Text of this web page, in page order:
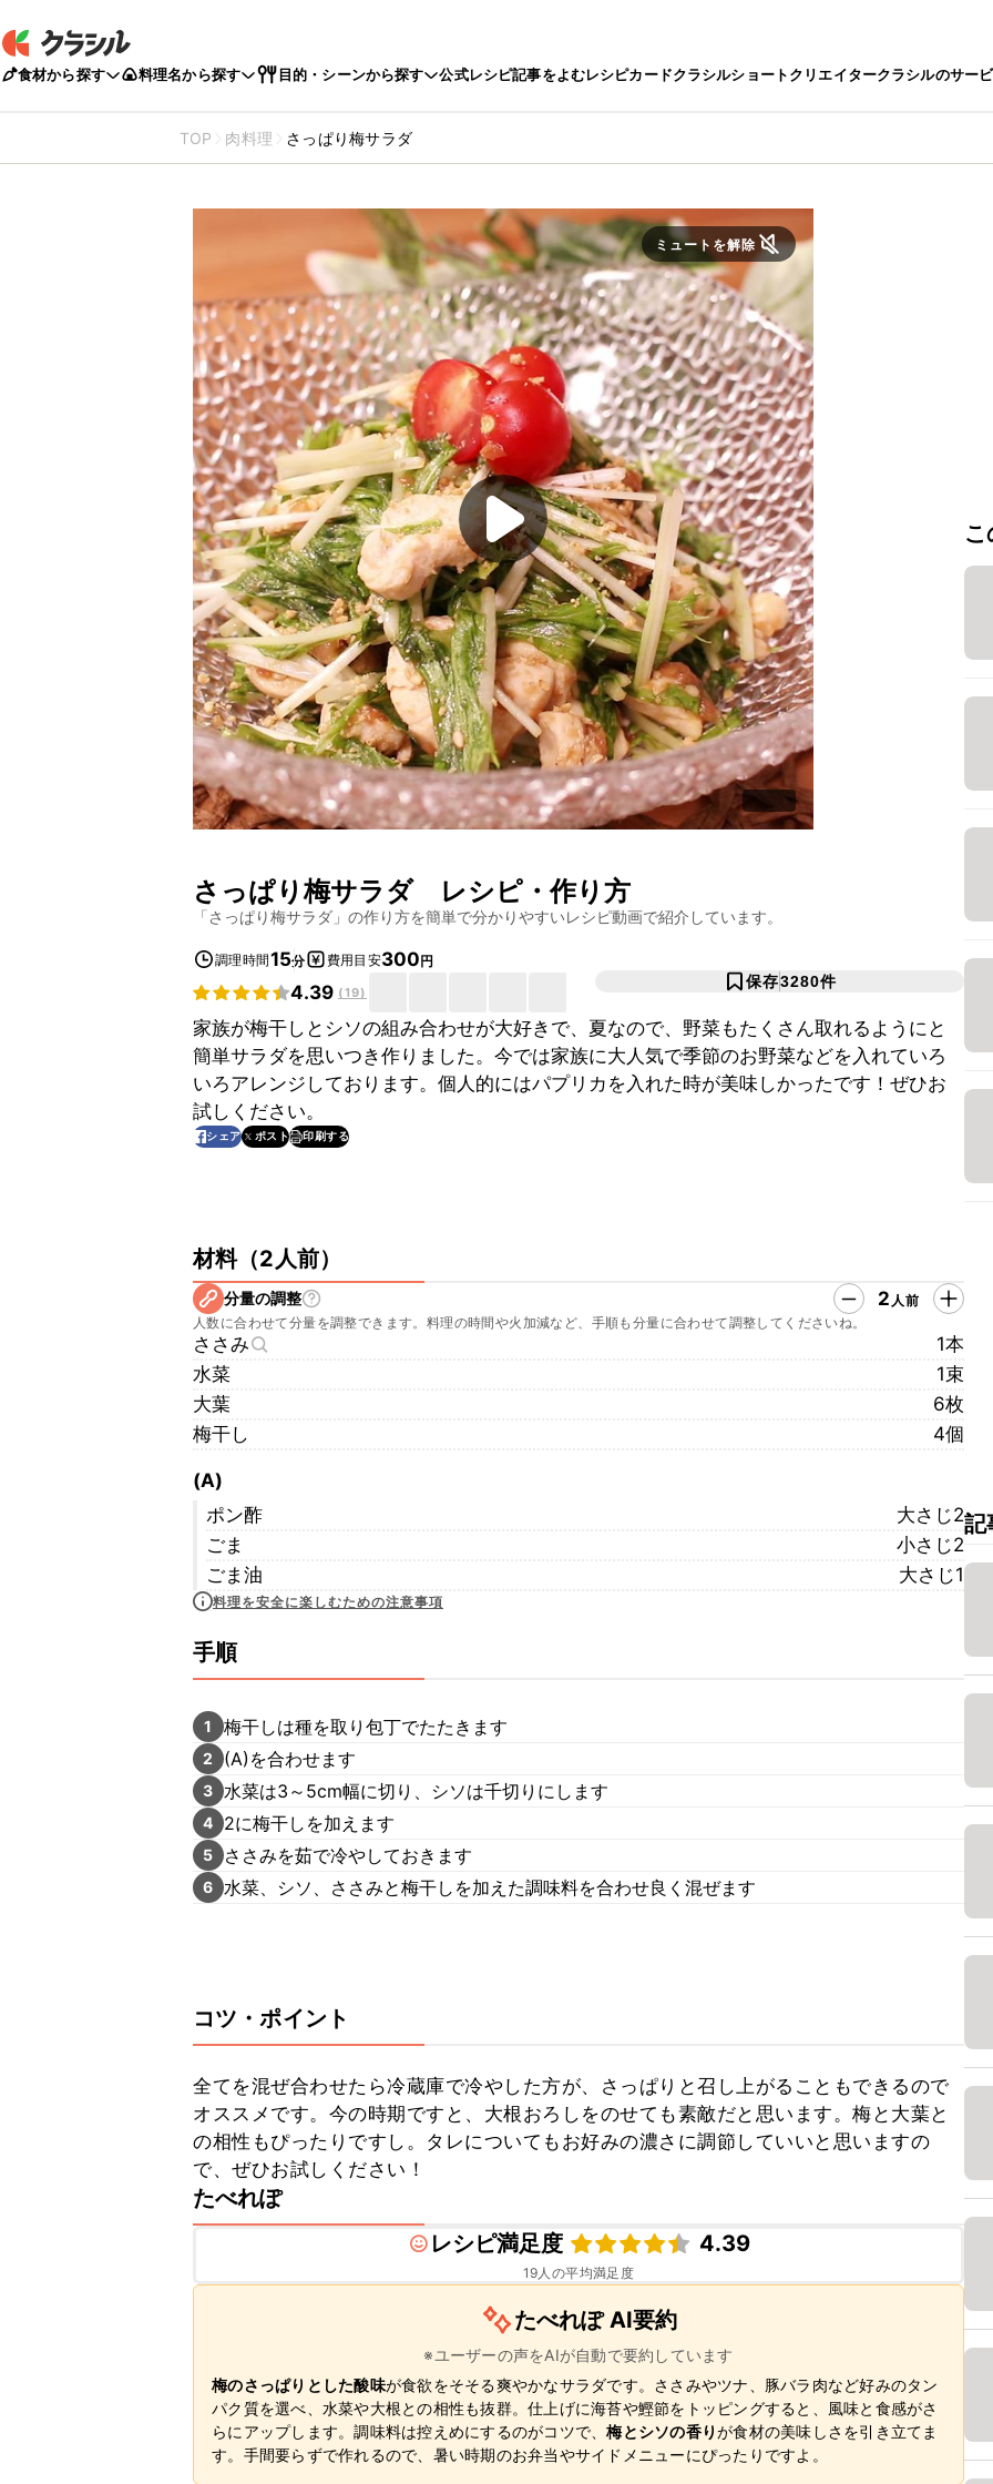
食材から探す 料理名から探す 目的・シーンから探す 公式レシピ記事をよむレシピカードクラシルショートクリエイタークラシルのサー
TOP 肉料理 さっぱり梅サラダ
ミュートを解除
さっぱり梅サラダレシピ・作り方
「さっぱり梅サラダ 」の作り方を簡単で分かりやすいレシピ動画で紹介しています。
調理時間15分 費用目安300円
4.39 (19)
保存3280件
家族が梅干しとシソの組み合わせが大好きで、夏なので、野菜もたくさん取れるようにと
簡単サラダを思いつき作りました。今では家族に大人気で季節のお野菜などを入れていろ
いろアレンジしております。個人的にはパプリカを入れた時が美味しかったです！ぜひお
試しください。
シェア ポスト 印刷する
材料（2人前）
分量の調整 2 人前
人数に合わせて分量を調整できます。料理の時間や火加減など、手順も分量に合わせて調整してくださいね。
ささみ
1本
水菜
1束
大葉
6枚
梅干し
4個
(A)
ポン酢
大さじ2
ごま
小さじ2
ごま油
大さじ1
料理を安全に楽しむための注意事項
手順
1 梅干しは種を取り包丁でたたきます
2 (A)を合わせます
3 水菜は3～5cm幅に切り、シソは千切りにします
4 2に梅干しを加えます
5 ささみを茹で冷やしておきます
6 水菜、シソ、ささみと梅干しを加えた調味料を合わせ良く混ぜます
コツ・ポイント
全てを混ぜ合わせたら冷蔵庫で冷やした方が、さっぱりと召し上がることもできるので
オススメです。今の時期ですと、大根おろしをのせても素敵だと思います。梅と大葉と
の相性もぴったりですし。タレについてもお好みの濃さに調節していいと思いますの
で、ぜひお試しください！
たべれぽ
レシピ満足度
4.39
19人の平均満足度
たべれぽ AI要約
※ユーザーの声をAIが自動で要約しています
梅のさっぱりとした酸味が食欲をそそる爽やかなサラダです。ささみやツナ、豚バラ肉など好みのタン
パク質を選べ、水菜や大根との相性も抜群。仕上げに海苔や鰹節をトッピングすると、風味と食感がさ
らにアップします。調味料は控えめにするのがコツで、梅とシソの香りが食材の美味しさを引き立てま
す。手間要らずで作れるので、暑い時期のお弁当やサイドメニューにぴったりですよ。
記